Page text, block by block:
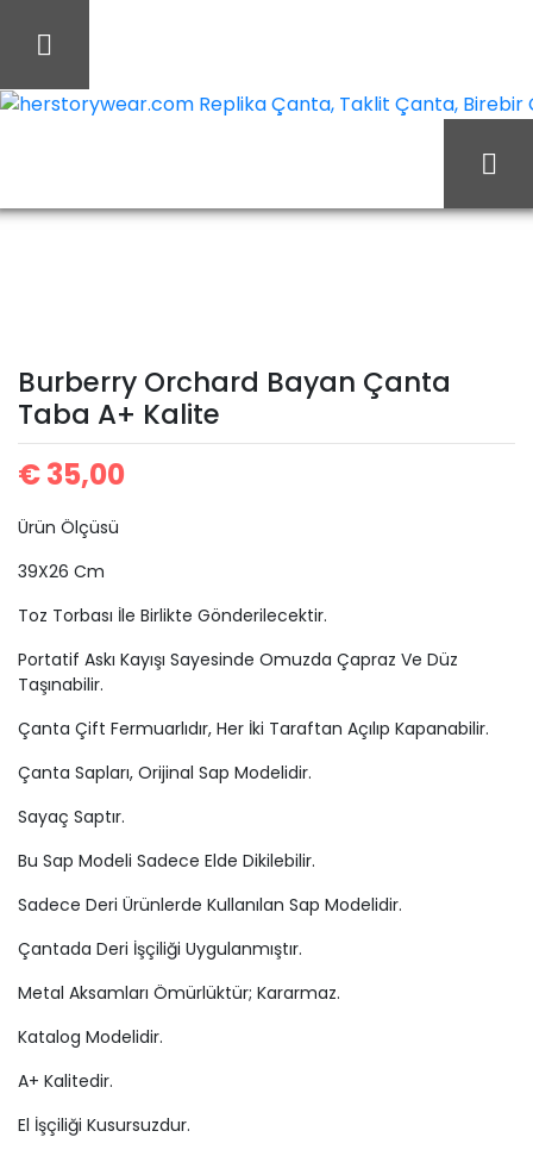
Taba A+ Kalite
Burberry Orchard Bayan Çanta
Taba A+ Kalite
€35,00
Ürün Ölçüsü
39X26 Cm
Toz Torbası İle Birlikte Gönderilecektir.
Portatif Askı Kayışı Sayesinde Omuzda Çapraz Ve Düz
Taşınabilir.
Çanta Çift Fermuarlıdır, Her İki Taraftan Açılıp Kapanabilir.
Çanta Sapları, Orijinal Sap Modelidir.
Sayaç Saptır.
Bu Sap Modeli Sadece Elde Dikilebilir.
Sadece Deri Ürünlerde Kullanılan Sap Modelidir.
Çantada Deri İşçiliği Uygulanmıştır.
Metal Aksamları Ömürlüktür; Kararmaz.
Katalog Modelidir.
A+ Kalitedir.
El İşçiliği Kusursuzdur.